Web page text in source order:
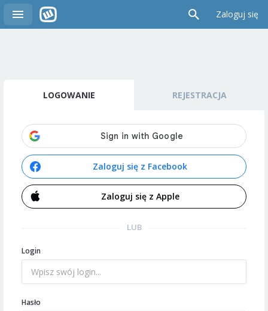
Zaloguj się
LOGOWANIE REJESTRACJA
Zaloguj się z Facebook
Zaloguj się z Apple
LUB
Login
Hasło